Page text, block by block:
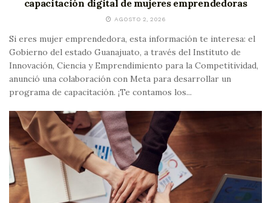
capacitación digital de mujeres emprendedoras
AGOSTO 2, 2026
Si eres mujer emprendedora, esta información te interesa: el
Gobierno del estado Guanajuato, a través del Instituto de
Innovación, Ciencia y Emprendimiento para la Competitividad,
anunció una colaboración con Meta para desarrollar un
programa de capacitación. ¡Te contamos los...